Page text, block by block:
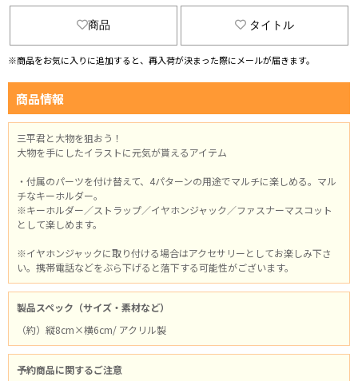
商品 タイトル
※商品をお気に入りに追加すると、再入荷が決まった際にメールが届きます。
商品情報
三平君と大物を狙おう！
大物を手にしたイラストに元気が貰えるアイテム
・付属のパーツを付け替えて、4パターンの用途でマルチに楽しめる。マル
チなキーホルダー。
※キーホルダー／ストラップ／イヤホンジャック／ファスナーマスコット
として楽しめます。
※イヤホンジャックに取り付ける場合はアクセサリーとしてお楽しみ下さ
い。携帯電話などをぶら下げると落下する可能性がございます。
製品スペック（サイズ・素材など）
（約）縦8cm×横6cm/ アクリル製
予約商品に関するご注意